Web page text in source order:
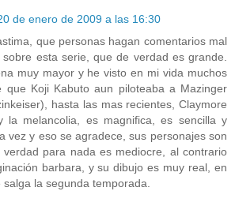
de enero de 2009 a las 16:30
que personas hagan comentarios mal
sobre esta serie, que de verdad es grande.
muy mayor y he visto en mi vida muchos
que Koji Kabuto aun piloteaba a Mazinger
hasta las mas recientes, Claymore
la melancolia, es magnifica, es sencilla y
vez y eso se agradece, sus personajes son
verdad para nada es mediocre, al contrario
barbara, y su dibujo es muy real, en
la segunda temporada.